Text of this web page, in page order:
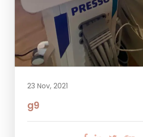
23 Nov, 2021
g9